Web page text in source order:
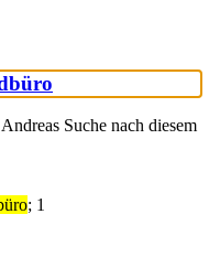
Suche nach diesem
; 1